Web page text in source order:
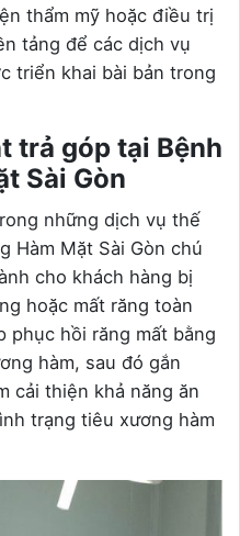
thẩm mỹ hoặc điều trị
tảng để các dịch vụ
triển khai bài bản trong
trả góp tại Bệnh
Sài Gòn
những dịch vụ thế
Hàm Mặt Sài Gòn chú
cho khách hàng bị
hoặc mất răng toàn
phục hồi răng mất bằng
hàm, sau đó gắn
cải thiện khả năng ăn
trạng tiêu xương hàm